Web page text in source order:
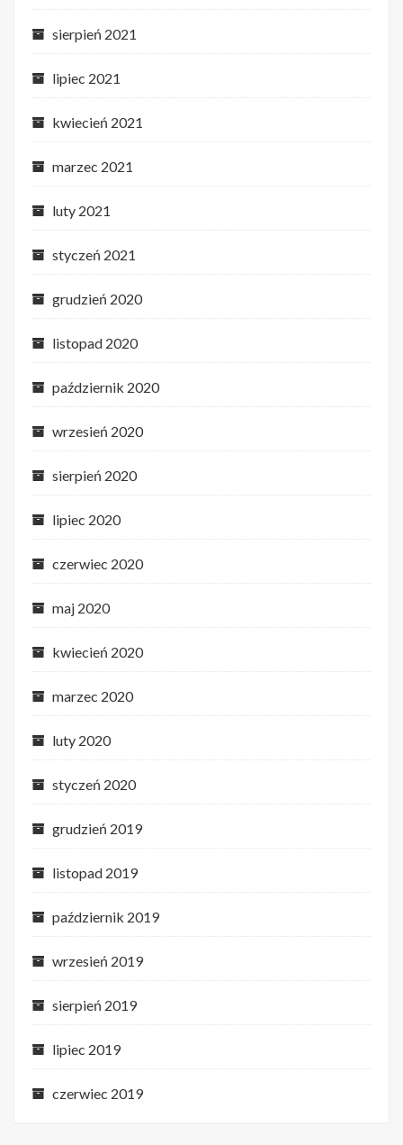
sierpień 2021
lipiec 2021
kwiecień 2021
marzec 2021
luty 2021
styczeń 2021
grudzień 2020
listopad 2020
październik 2020
wrzesień 2020
sierpień 2020
lipiec 2020
czerwiec 2020
maj 2020
kwiecień 2020
marzec 2020
luty 2020
styczeń 2020
grudzień 2019
listopad 2019
październik 2019
wrzesień 2019
sierpień 2019
lipiec 2019
czerwiec 2019